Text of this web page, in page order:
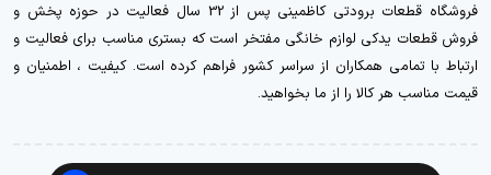
فروشگاه قطعات برودتی کاظمینی پس از 32 سال فعالیت در حوزه پخش و
فروش قطعات یدکی لوازم خانگی مفتخر است که بستری مناسب برای فعالیت و
ارتباط با تمامی همکاران از سراسر کشور فراهم کرده است. کیفیت ، اطمنیان و
قیمت مناسب هر کالا را از ما بخواهید.